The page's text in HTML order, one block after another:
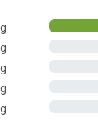
szer:
kolloid-